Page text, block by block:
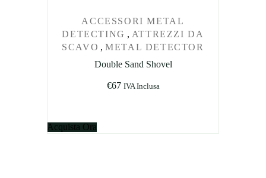
ACCESSORI METAL
DETECTING , ATTREZZI DA
SCAVO ,METAL DETECTOR
Double Sand Shovel
€67 IVA Inclusa
Acquista Ora